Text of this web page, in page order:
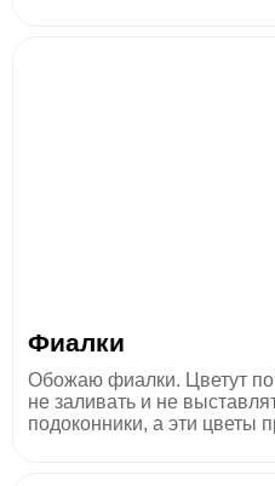
Фиалки
Обожаю фиалки. Цветут
не заливать и не
подоконники, а эти цветы